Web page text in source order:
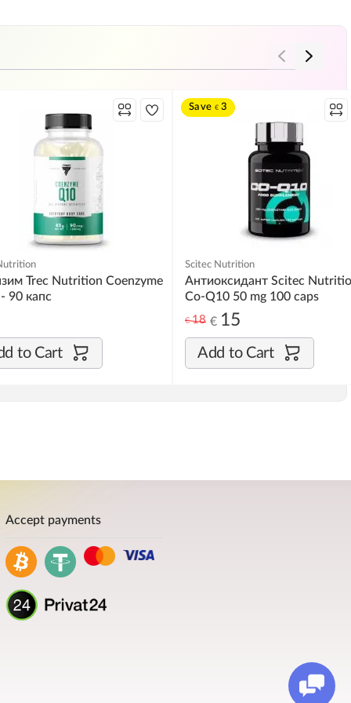
Trec Nutrition Coenzyme
90 капс
to Cart
Save € 3
Scitec Nutrition
Антиоксидант Scitec
Co-Q10 50 mg 100 caps
€18 € 15
Add to Cart
Accept payments